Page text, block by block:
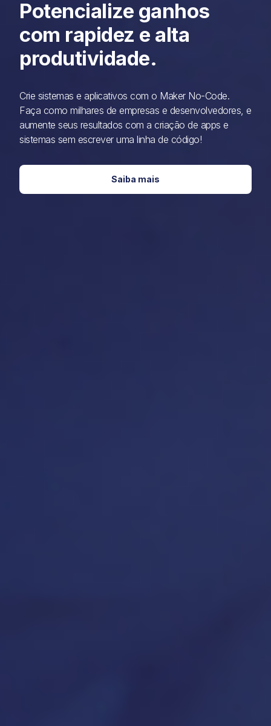
Potencialize ganhos
com rapidez e alta
produtividade.
Crie sistemas e aplicativos com o Maker No-Code.
Faça como milhares de empresas e desenvolvedores, e
aumente seus resultados com a criação de apps e
sistemas sem escrever uma linha de código!
Saiba mais